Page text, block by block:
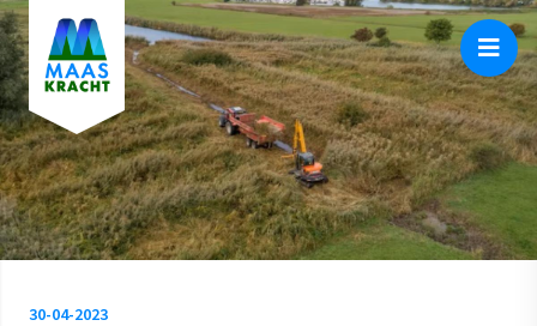
30-04-2023